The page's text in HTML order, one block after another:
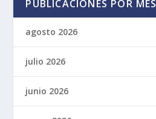
PUBLICACIONES POR MES
agosto 2026
julio 2026
junio 2026